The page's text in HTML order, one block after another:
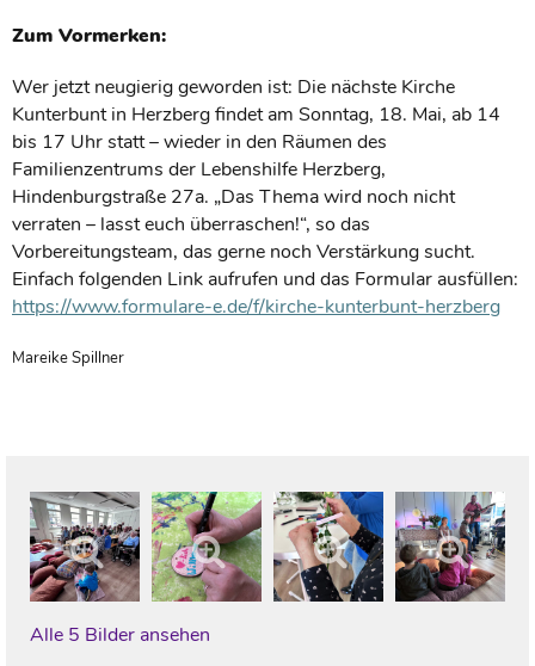
Zum Vormerken:
Wer jetzt neugierig geworden ist: Die nächste Kirche
Kunterbunt in Herzberg findet am Sonntag, 18. Mai, ab 14
bis 17 Uhr statt – wieder in den Räumen des
Familienzentrums der Lebenshilfe Herzberg,
Hindenburgstraße 27a. „Das Thema wird noch nicht
verraten – lasst euch überraschen!“, so das
Vorbereitungsteam, das gerne noch Verstärkung sucht.
Einfach folgenden Link aufrufen und das Formular ausfüllen:
https://www.formulare-e.de/f/kirche-kunterbunt-herzberg
Mareike Spillner
Alle 5 Bilder ansehen